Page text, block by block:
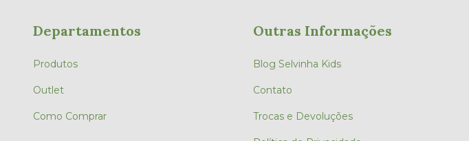
Departamentos
Produtos
Outlet
Como Comprar
Outras Informações
Blog Selvinha Kids
Contato
Trocas e Devoluções